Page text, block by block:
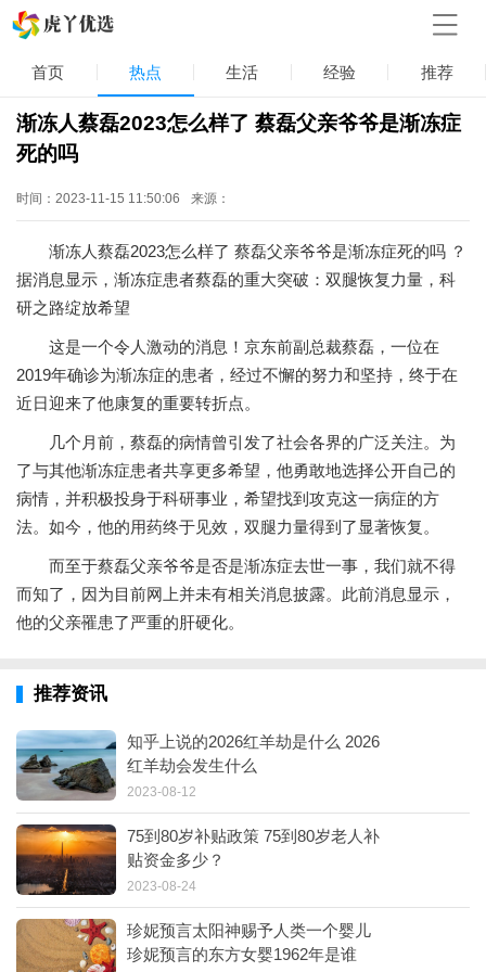
首页 热点 生活 经验 推荐
渐冻人蔡磊2023怎么样了 蔡磊父亲爷爷是渐冻症
死的吗
时间：2023-11-15 11:50:06 来源：
渐冻人蔡磊2023怎么样了 蔡磊父亲爷爷是渐冻症死的吗 ？
据消息显示，渐冻症患者蔡磊的重大突破：双腿恢复力量，科
研之路绽放希望
这是一个令人激动的消息！京东前副总裁蔡磊，一位在
2019年确诊为渐冻症的患者，经过不懈的努力和坚持，终于在
近日迎来了他康复的重要转折点。
几个月前，蔡磊的病情曾引发了社会各界的广泛关注。为
了与其他渐冻症患者共享更多希望，他勇敢地选择公开自己的
病情，并积极投身于科研事业，希望找到攻克这一病症的方
法。如今，他的用药终于见效，双腿力量得到了显著恢复。
而至于蔡磊父亲爷爷是否是渐冻症去世一事，我们就不得
而知了，因为目前网上并未有相关消息披露。此前消息显示，
他的父亲罹患了严重的肝硬化。
推荐资讯
知乎上说的2026红羊劫是什么 2026
红羊劫会发生什么
2023-08-12
75到80岁补贴政策 75到80岁老人补
贴资金多少？
2023-08-24
珍妮预言太阳神赐予人类一个婴儿
珍妮预言的东方女婴1962年是谁